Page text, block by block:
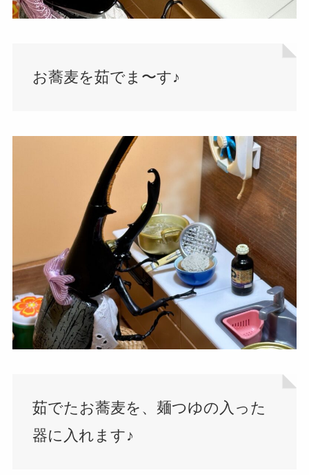
お蕎麦を茹でま〜す♪
茹でたお蕎麦を、麺つゆの入った
器に入れます♪